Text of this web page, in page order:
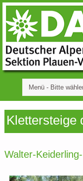
Klettersteige
Walter-